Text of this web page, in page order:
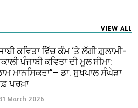
VIEW ALL
ਕਵਿਤਾ ਵਿੱਚ ਕੰਮ ‘ਤੇ ਲੱਗੀ ਗ਼ੁਲਾਮੀ–
ਪੰਜਾਬੀ ਕਵਿਤਾ ਦੀ ਮੂਲ ਸੀਮਾ:
ਮਾਨਸਿਕਤਾ”— ਡਾ. ਸੁਖਪਾਲ ਸੰਘੇੜਾ
ਪਰਖ਼ਾ
31 March 2026